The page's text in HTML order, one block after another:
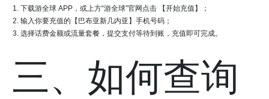
下载游全球 APP，或上方“游全球”官网点击 【开始充值】；
输入你要充值的【巴布亚新几内亚】手机号码；
选择话费金额或流量套餐，提交支付等待到账，充值即可完成。
三、如何查询